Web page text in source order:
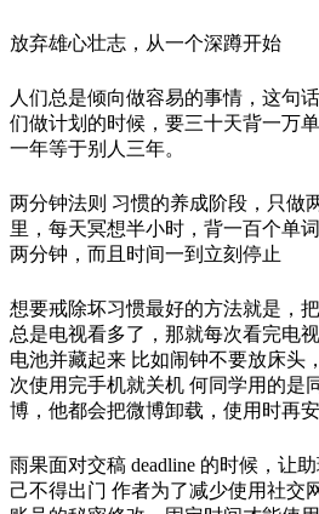
放弃雄心壮志，从一个深蹲开始
人们总是倾向做容易的事情，这句
们做计划的时候，要三十天背一万
一年等于别人三年。
两分钟法则 习惯的养成阶段，只做
里，每天冥想半小时，背一百个单
两分钟，而且时间一到立刻停止
想要戒除坏习惯最好的方法就是，
总是电视看多了，那就每次看完电
电池并藏起来 比如闹钟不要放床头
次使用完手机就关机 何同学用的是
博，他都会把微博卸载，使用时再
雨果面对交稿 deadline 的时候，让
己不得出门 作者为了减少使用社交